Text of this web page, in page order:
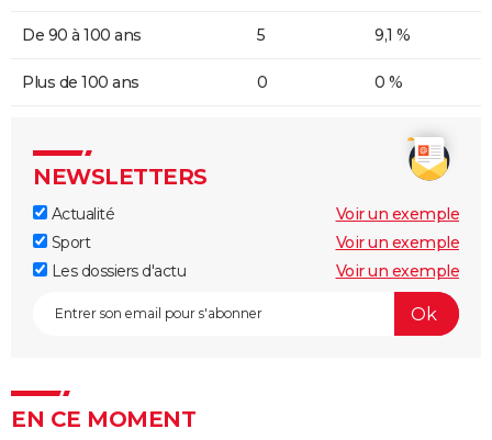
De 90 à 100 ans 5 9,1 %
Plus de 100 ans 0 0 %
NEWSLETTERS
Actualité
Voir un exemple
Sport
Voir un exemple
Les dossiers d'actu
Voir un exemple
EN CE MOMENT